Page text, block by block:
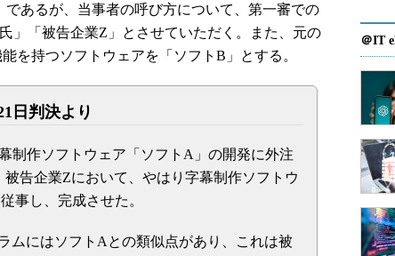
あるが、当事者の呼び方について、第一審での
」「被告企業Z」とさせていただく。また、元の
を持つソフトウェアを「ソフトB」とする。
日判決より
制作ソフトウェア「ソフトA」の開発に外注
告企業Zにおいて、やはり字幕制作ソフトウ
事し、完成させた。
ムにはソフトAとの類似点があり、これは被
＠IT